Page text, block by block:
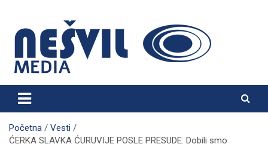
content
Nešvil Media Bogatić
Početna
Vesti
ĆERKA SLAVKA ĆURUVIJE POSLE PRESUDE: Dobili smo